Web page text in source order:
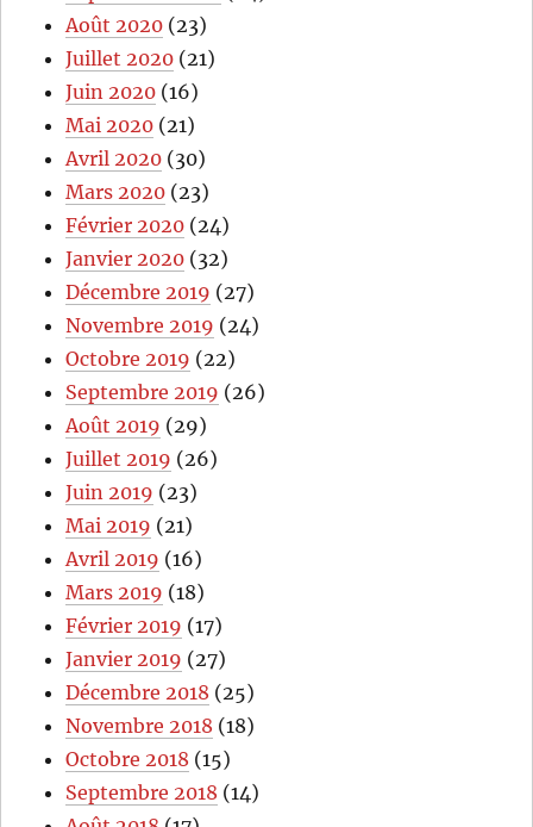
Août 2020 (23)
Juillet 2020 (21)
Juin 2020 (16)
Mai 2020 (21)
Avril 2020 (30)
Mars 2020 (23)
Février 2020 (24)
Janvier 2020 (32)
Décembre 2019 (27)
Novembre 2019 (24)
Octobre 2019 (22)
Septembre 2019 (26)
Août 2019 (29)
Juillet 2019 (26)
Juin 2019 (23)
Mai 2019 (21)
Avril 2019 (16)
Mars 2019 (18)
Février 2019 (17)
Janvier 2019 (27)
Décembre 2018 (25)
Novembre 2018 (18)
Octobre 2018 (15)
Septembre 2018 (14)